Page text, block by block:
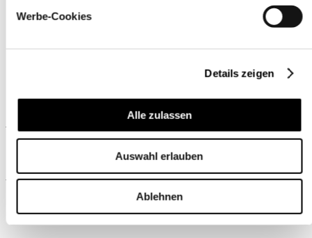
Werbe-Cookies
Details zeigen
Alle zulassen
Auswahl erlauben
Ablehnen
Ähnliche Produkte
Wird oft zusammen gekauft